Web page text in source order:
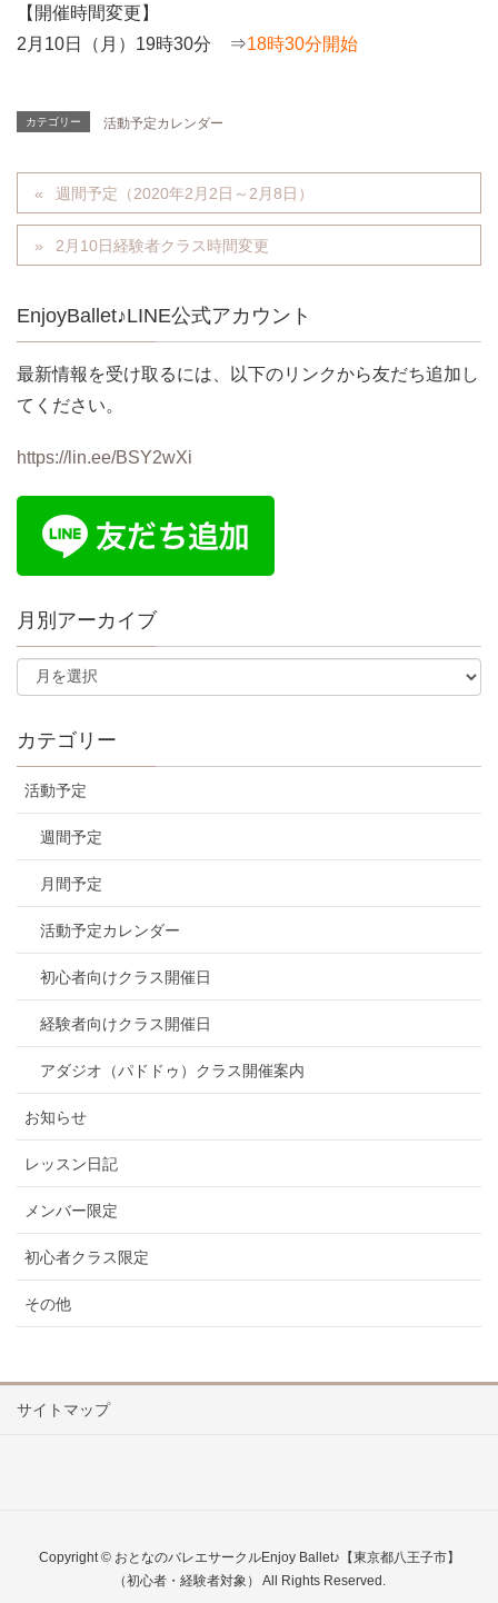
【開催時間変更】
2月10日（月）19時30分 ⇒18時30分開始
カテゴリー 活動予定カレンダー
週間予定（2020年2月2日～2月8日）
2月10日経験者クラス時間変更
EnjoyBallet♪LINE公式アカウント
最新情報を受け取るには、以下のリンクから友だち追加し
てください。
https://lin.ee/BSY2wXi
月別アーカイブ
カテゴリー
活動予定
週間予定
月間予定
活動予定カレンダー
初心者向けクラス開催日
経験者向けクラス開催日
アダジオ（パドドゥ）クラス開催案内
お知らせ
レッスン日記
メンバー限定
初心者クラス限定
その他
サイトマップ
Copyright © おとなのバレエサークルEnjoy Ballet♪【東京都八王子市】
（初心者・経験者対象） All Rights Reserved.